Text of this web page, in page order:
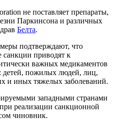
не поставляет препараты,
Паркинсона и различных
Белта.
подтверждают, что
приводят к
важных медикаментов
детей, пожилых людей, лиц,
и иных тяжелых заболеваний.
западными странами
реализации санкционной
чиновник.